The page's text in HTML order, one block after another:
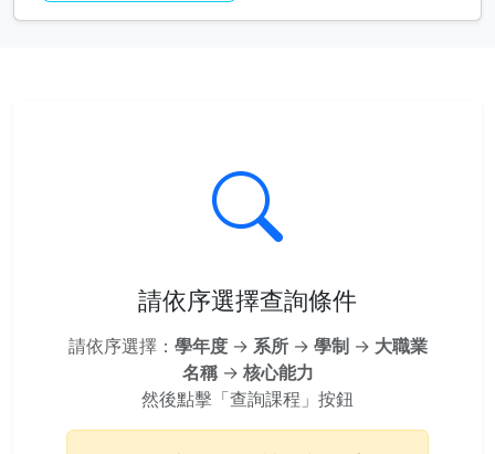
請依序選擇查詢條件
請依序選擇： 學年度→ 系所→ 學制→ 大職業
名稱→ 核心能力
然後點擊「查詢課程」按鈕